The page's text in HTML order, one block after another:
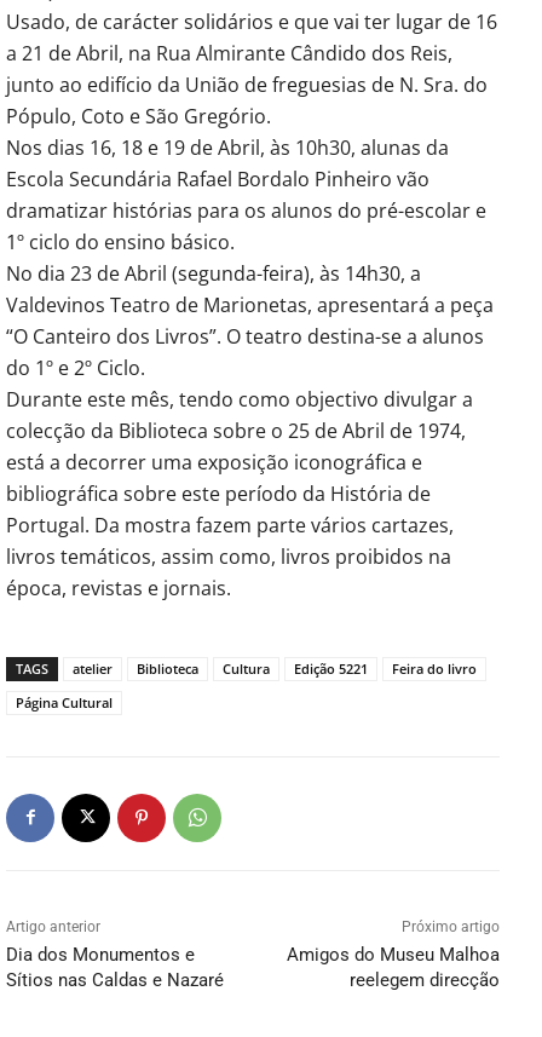
Usado, de carácter solidários e que vai ter lugar de 16
a 21 de Abril, na Rua Almirante Cândido dos Reis,
junto ao edifício da União de freguesias de N. Sra. do
Pópulo, Coto e São Gregório.
Nos dias 16, 18 e 19 de Abril, às 10h30, alunas da
Escola Secundária Rafael Bordalo Pinheiro vão
dramatizar histórias para os alunos do pré-escolar e
1º ciclo do ensino básico.
No dia 23 de Abril (segunda-feira), às 14h30, a
Valdevinos Teatro de Marionetas, apresentará a peça
“O Canteiro dos Livros”. O teatro destina-se a alunos
do 1º e 2º Ciclo.
Durante este mês, tendo como objectivo divulgar a
colecção da Biblioteca sobre o 25 de Abril de 1974,
está a decorrer uma exposição iconográfica e
bibliográfica sobre este período da História de
Portugal. Da mostra fazem parte vários cartazes,
livros temáticos, assim como, livros proibidos na
época, revistas e jornais.
TAGS atelier Biblioteca Cultura Edição 5221
Feira do livro
Página Cultural
Artigo anterior
Dia dos Monumentos e
Sítios nas Caldas e Nazaré
Próximo artigo
Amigos do Museu Malhoa
reelegem direcção